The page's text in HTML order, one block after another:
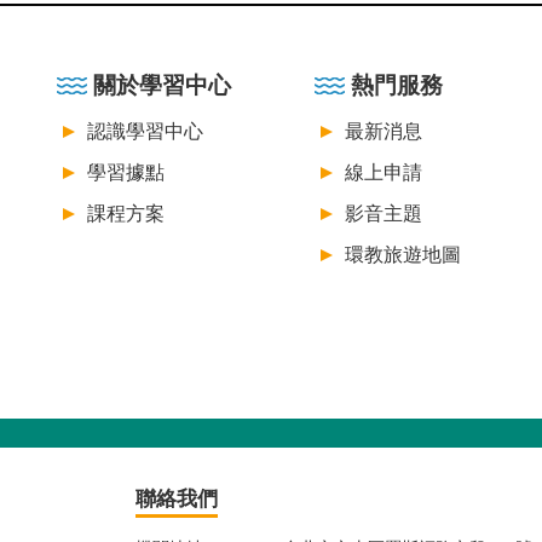
關於學習中心
認識學習中心
學習據點
課程方案
熱門服務
最新消息
線上申請
影音主題
環教旅遊地圖
聯絡我們